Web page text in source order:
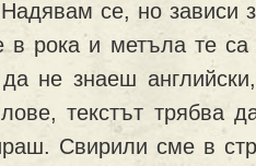
се, но зависи
в рока и метъла те
не знаеш
текстът трябва
Свирили сме в